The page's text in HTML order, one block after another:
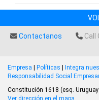
Contactanos Call
Empresa | Políticas | Integra
Responsabilidad Social
Constitución 1618 (esq.
Ver dirección en el mapa